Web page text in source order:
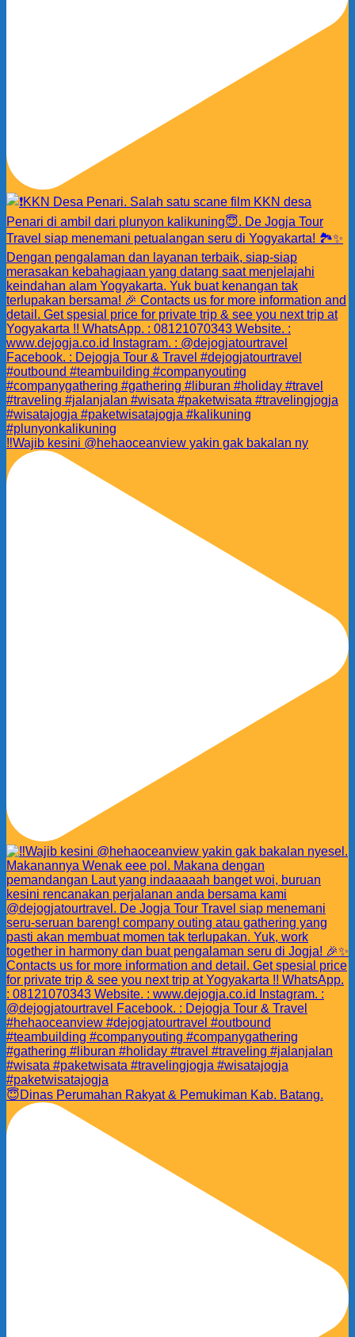
‼️Wajib kesini @hehaoceanview yakin gak bakalan ny
😇Dinas Perumahan Rakyat & Pemukiman Kab. Batang.